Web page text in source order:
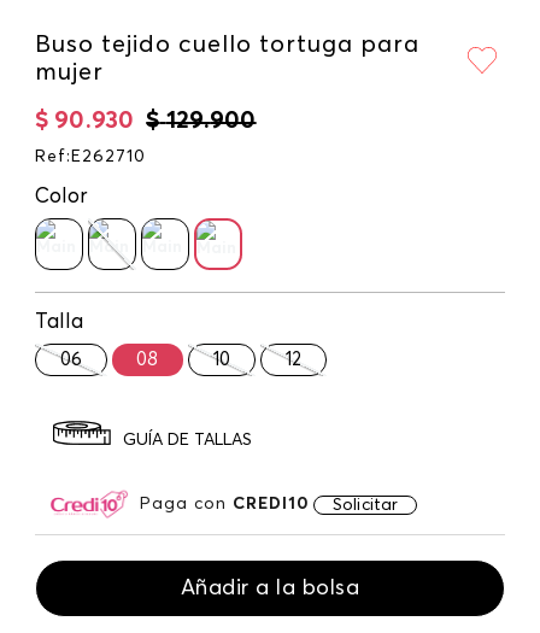
Buso tejido cuello tortuga para
mujer
$ 129.900
$ 90.930
Ref : E262710
Color
Talla
06 08 10 12
GUÍA DE TALLAS
Paga con CREDI10 Solicitar
Añadir a la bolsa